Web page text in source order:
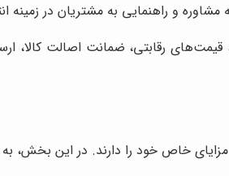
مشاوره و راهنمایی به مشتریان در
قیمت‌های رقابتی، ضمانت اصالت
خاص خود را دارند. در این بخش،